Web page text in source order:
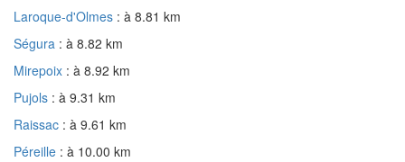
Laroque-d'Olmes : à 8.81 km
Ségura : à 8.82 km
Mirepoix : à 8.92 km
Pujols : à 9.31 km
Raissac : à 9.61 km
Péreille : à 10.00 km